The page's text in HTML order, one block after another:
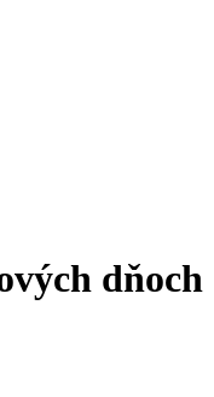
dňoch